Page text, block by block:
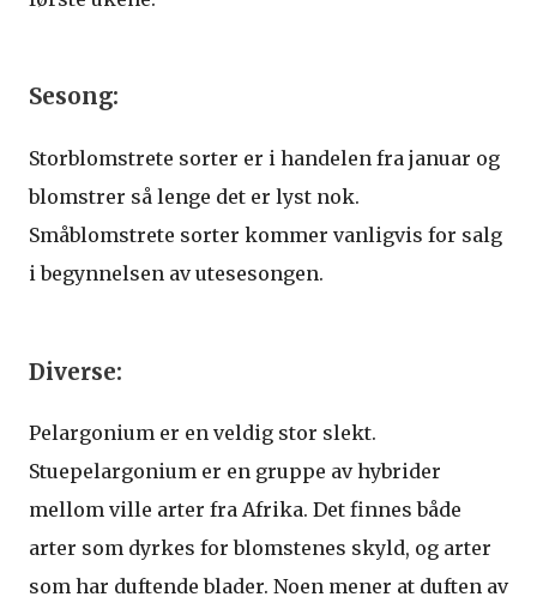
Sesong:
Storblomstrete sorter er i handelen fra januar og
blomstrer så lenge det er lyst nok.
Småblomstrete sorter kommer vanligvis for salg
i begynnelsen av utesesongen.
Diverse:
Pelargonium er en veldig stor slekt.
Stuepelargonium er en gruppe av hybrider
mellom ville arter fra Afrika. Det finnes både
arter som dyrkes for blomstenes skyld, og arter
som har duftende blader. Noen mener at duften av